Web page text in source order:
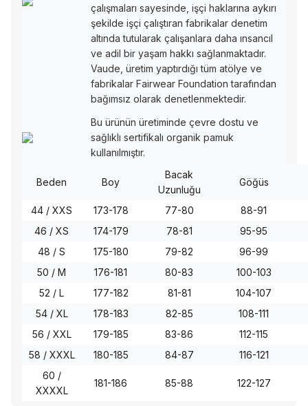
çalışmaları sayesinde, işçi haklarına aykırı
şekilde işçi çalıştıran fabrikalar denetim
altında tutularak çalışanlara daha ınsancıl
ve adil bir yaşam hakkı sağlanmaktadır.
Vaude, üretim yaptırdığı tüm atölye ve
fabrikalar Fairwear Foundation tarafından
bağımsız olarak denetlenmektedir.
Bu ürünün üretiminde çevre dostu ve
sağlıklı sertifikalı organik pamuk
kullanılmıştır.
Beden Boy
Bacak
Uzunluğu
Göğüs
44 / XXS 173-178 77-80
88-91
46 / XS
174-179 78-81
95-95
48 / S
175-180 79-82
96-99
50 / M
176-181 80-83
100-103
52 / L
177-182 81-81
104-107
54 / XL
178-183 82-85
108-111
56 / XXL
179-185 83-86
112-115
58 / XXXL
180-185 84-87
116-121
60 /
XXXXL
181-186 85-88 122-127